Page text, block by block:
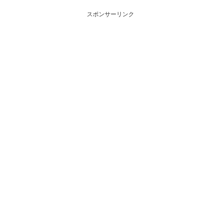
喚起・申込停止)など、空売り関
連情報を集計し、図解でわかり
喚起・申込停止)など、空売り関
連情報を集計し、図解でわかり
スポンサーリンク